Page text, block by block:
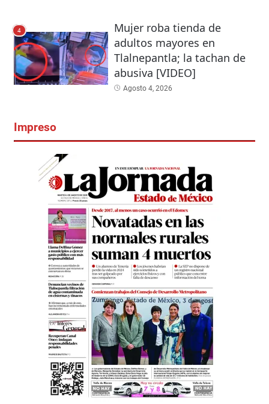
4
Mujer roba tienda de
adultos mayores en
Tlalnepantla; la tachan de
abusiva [VIDEO]
Agosto 4, 2026
Impreso